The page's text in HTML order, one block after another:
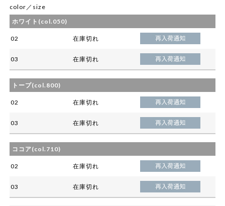
color／size
ホワイト(col.050)
02 在庫切れ
03 在庫切れ
トープ(col.800)
02 在庫切れ
03 在庫切れ
ココア(col.710)
02 在庫切れ
03 在庫切れ